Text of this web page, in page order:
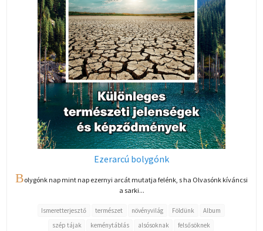
Ezerarcú bolygónk
Bolygónk nap mint nap ezernyi arcát mutatja felénk, s ha Olvasónk kíváncsi
a sarki...
Ismeretterjesztő természet növényvilág Földünk
Album
szép tájak
keménytáblás alsósoknak
felsősöknek